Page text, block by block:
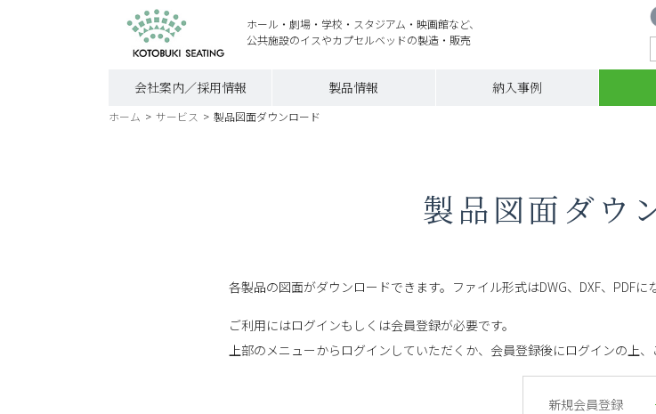
ホール・劇場・学校・スタジアム・映画館など、
公共施設のイスやカプセルベッドの製造・販売
会社案内／採用情報 製品情報 納入事例
ホーム > サービス > 製品図面ダウンロード
製品図面ダウ
各製品の図面がダウンロードできます。ファイル形式はDWG、DXF、PDFに
ご利用にはログインもしくは会員登録が必要です。
上部のメニューからログインしていただくか、会員登録後にログインの上、
新規会員登録